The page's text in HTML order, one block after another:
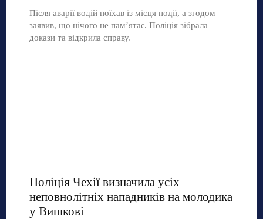
Після аварії водій поїхав із місця події, а згодом
заявив, що нічого не пам’ятає. Поліція зібрала
докази та відкрила справу.
Поліція Чехії визначила усіх
неповнолітніх нападників на молодика
у Вишкові